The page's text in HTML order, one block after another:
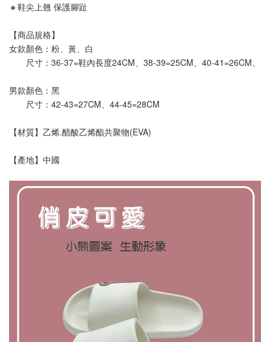
🔸鞋尖上翹 保護腳趾
【商品規格】
女款顏色：粉、黃、白
尺寸：36-37=鞋內長度24CM、38-39=25CM、40-41=26CM、
男款顏色：黑
尺寸：42-43=27CM、44-45=28CM
【材質】乙烯.醋酸乙烯酯共聚物(EVA)
【產地】中國